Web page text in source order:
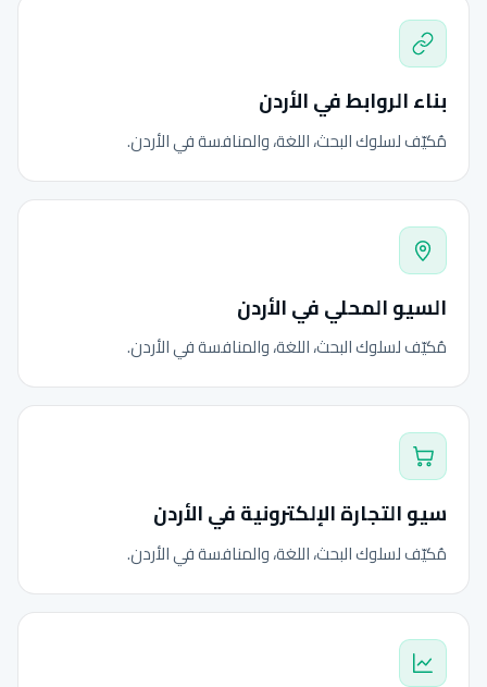
بناء الروابط في الأردن
مُكيّف لسلوك البحث، اللغة، والمنافسة في الأردن.
السيو المحلي في الأردن
مُكيّف لسلوك البحث، اللغة، والمنافسة في الأردن.
سيو التجارة الإلكترونية في الأردن
مُكيّف لسلوك البحث، اللغة، والمنافسة في الأردن.